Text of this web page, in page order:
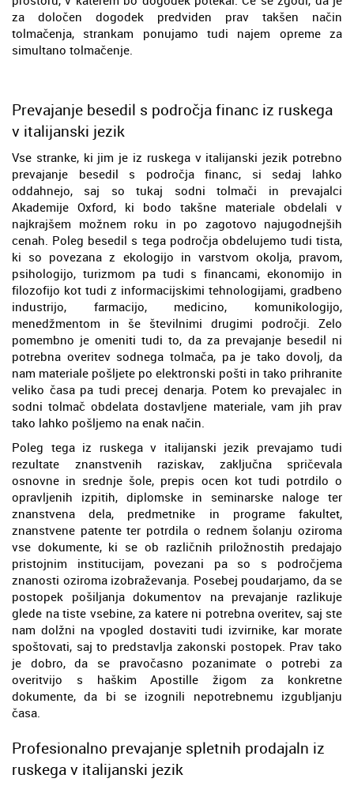
za določen dogodek predviden prav takšen način
tolmačenja, strankam ponujamo tudi najem opreme za
simultano tolmačenje.
Prevajanje besedil s področja financ iz ruskega
v italijanski jezik
Vse stranke, ki jim je iz ruskega v italijanski jezik potrebno
prevajanje besedil s področja financ, si sedaj lahko
oddahnejo, saj so tukaj sodni tolmači in prevajalci
Akademije Oxford, ki bodo takšne materiale obdelali v
najkrajšem možnem roku in po zagotovo najugodnejših
cenah. Poleg besedil s tega področja obdelujemo tudi tista,
ki so povezana z ekologijo in varstvom okolja, pravom,
psihologijo, turizmom pa tudi s financami, ekonomijo in
filozofijo kot tudi z informacijskimi tehnologijami, gradbeno
industrijo, farmacijo, medicino, komunikologijo,
menedžmentom in še številnimi drugimi področji. Zelo
pomembno je omeniti tudi to, da za prevajanje besedil ni
potrebna overitev sodnega tolmača, pa je tako dovolj, da
nam materiale pošljete po elektronski pošti in tako prihranite
veliko časa pa tudi precej denarja. Potem ko prevajalec in
sodni tolmač obdelata dostavljene materiale, vam jih prav
tako lahko pošljemo na enak način.
Poleg tega iz ruskega v italijanski jezik prevajamo tudi
rezultate znanstvenih raziskav, zaključna spričevala
osnovne in srednje šole, prepis ocen kot tudi potrdilo o
opravljenih izpitih, diplomske in seminarske naloge ter
znanstvena dela, predmetnike in programe fakultet,
znanstvene patente ter potrdila o rednem šolanju oziroma
vse dokumente, ki se ob različnih priložnostih predajajo
pristojnim institucijam, povezani pa so s področjema
znanosti oziroma izobraževanja. Posebej poudarjamo, da se
postopek pošiljanja dokumentov na prevajanje razlikuje
glede na tiste vsebine, za katere ni potrebna overitev, saj ste
nam dolžni na vpogled dostaviti tudi izvirnike, kar morate
spoštovati, saj to predstavlja zakonski postopek. Prav tako
je dobro, da se pravočasno pozanimate o potrebi za
overitvijo s haškim Apostille žigom za konkretne
dokumente, da bi se izognili nepotrebnemu izgubljanju
časa.
Profesionalno prevajanje spletnih prodajaln iz
ruskega v italijanski jezik